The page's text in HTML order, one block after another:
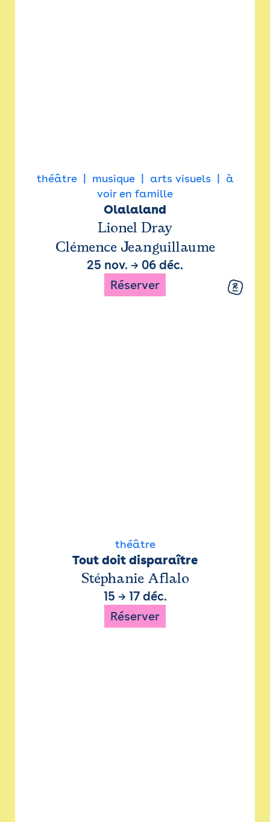
théâtre musique arts visuels
à
voir en famille
Olalaland
Lionel Dray
Clémence Jeanguillaume
25 nov. → 06 déc.
Réserver
théâtre
Tout doit disparaître
Stéphanie Aflalo
15 → 17 déc.
Réserver